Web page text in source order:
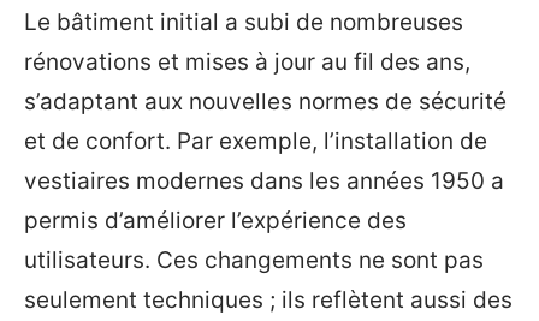
Le bâtiment initial a subi de nombreuses
rénovations et mises à jour au fil des ans,
s’adaptant aux nouvelles normes de sécurité
et de confort. Par exemple, l’installation de
vestiaires modernes dans les années 1950 a
permis d’améliorer l’expérience des
utilisateurs. Ces changements ne sont pas
seulement techniques ; ils reflètent aussi des